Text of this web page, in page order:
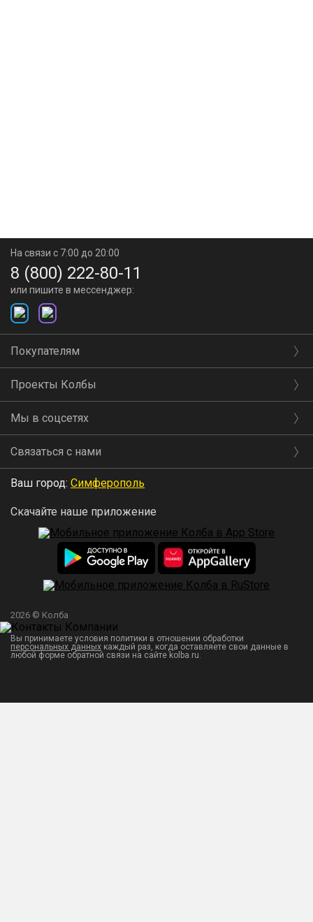
На связи с 7:00 до 20:00
8 (800) 222-80-11
или пишите в мессенджер:
Покупателям
Проекты Колбы
Мы в соцсетях
Связаться с нами
Ваш город: Симферополь
Скачайте наше приложение
2026 © Колба
Вы принимаете условия политики в отношении обработки
персональных данных каждый раз, когда оставляете свои данные в
любой форме обратной связи на сайте kolba.ru.